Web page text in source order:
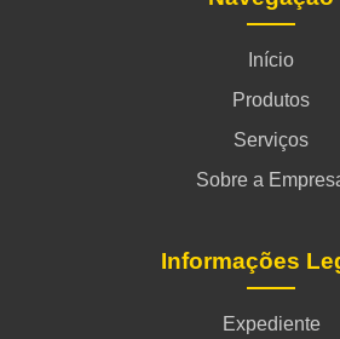
Início
Produtos
Serviços
Sobre a
Informações
Expediente